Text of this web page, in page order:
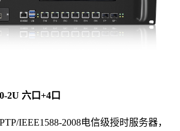
2U 六口+4口
IEEE1588-2008电信级授时服务器，